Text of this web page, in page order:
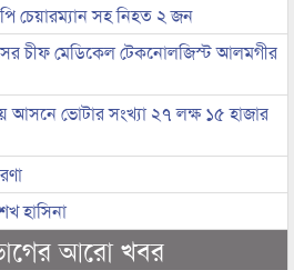
চেয়ারম্যান সহ নিহত ২ জন
চীফ মেডিকেল টেকনোলজিস্ট আলমগীর
আসনে ভোটার সংখ্যা ২৭ লক্ষ ১৫ হাজার
হাসিনা
আরো খবর